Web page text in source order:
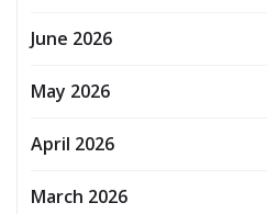
June 2026
May 2026
April 2026
March 2026